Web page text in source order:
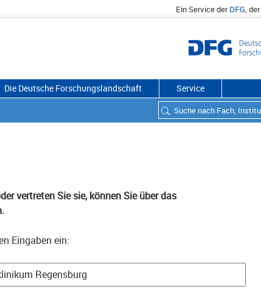
Ein Service derDFG, der
Die Deutsche Forschungslandschaft Service
vertreten Sie sie, können Sie über das
Eingaben ein: